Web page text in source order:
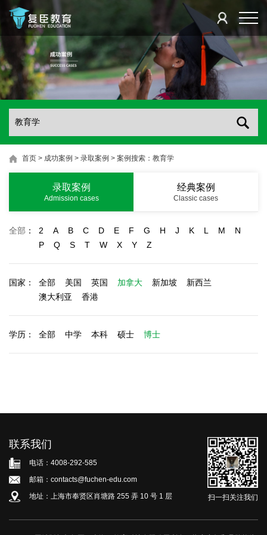
首页 > 成功案例 > 录取案例 > 案例搜索：教育学
录取案例
Admission cases
经典案例
Classic cases
全部 ： 2 A B C D E F G H J K L M
N
P
Q S T W X Y Z
国家： 全部 美国 英国 加拿大 新加坡
新西兰
澳大利亚
香港
学历： 全部 中学 本科 硕士 博士
联系我们
电话：4008-292-585
邮箱：contacts@fuchen-edu.com
地址：上海市奉贤区肖塘路 255 弄 10 号 1 层
扫一扫关注我们